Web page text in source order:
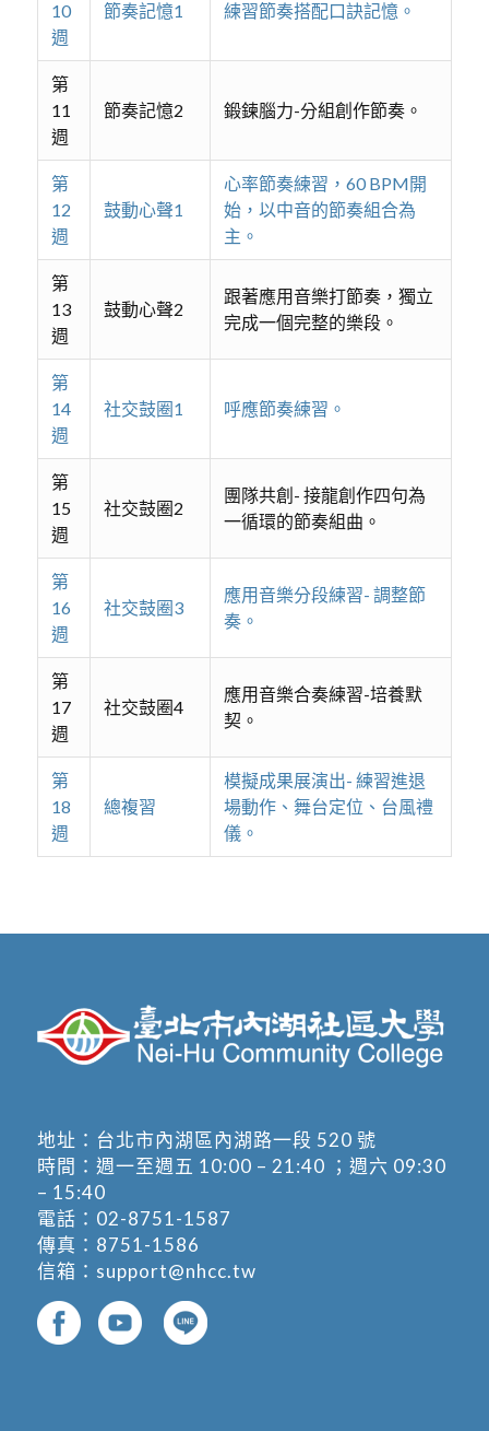
10
週
節奏記憶1 練習節奏搭配口訣記憶。
第
11
週
節奏記憶2 鍛鍊腦力-分組創作節奏。
第
12
週
鼓動心聲1
心率節奏練習，60 BPM開
始，以中音的節奏組合為
主。
第
13
週
鼓動心聲2
跟著應用音樂打節奏，獨立
完成一個完整的樂段。
第
14
週
社交鼓圈1 呼應節奏練習。
第
15
週
社交鼓圈2
團隊共創- 接龍創作四句為
一循環的節奏組曲。
第
16
週
社交鼓圈3
應用音樂分段練習- 調整節
奏。
第
17
週
社交鼓圈4
應用音樂合奏練習-培養默
契。
第
18
週
總複習
模擬成果展演出- 練習進退
場動作、舞台定位、台風禮
儀。
地址： 台北市內湖區內湖路一段 520 號
時間：週一至週五 10:00 – 21:40 ；週六 09:30
– 15:40
電話： 02-8751-1587
傳真：8751-1586
信箱： support@nhcc.tw